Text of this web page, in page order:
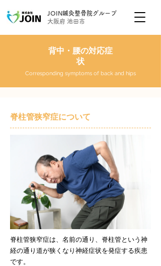
JOIN鍼灸整骨院グループ
大阪府 池田市
背中・腰の対応症
状
Corresponding symptoms of back and hips
脊柱管狭窄症について
脊柱管狭窄症は、名前の通り、脊柱管という神
経の通り道が狭くなり神経症状を発症する疾患
です。